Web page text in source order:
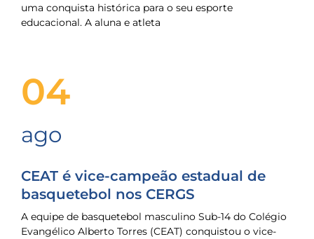
uma conquista histórica para o seu esporte
educacional. A aluna e atleta
04
ago
CEAT é vice-campeão estadual de
basquetebol nos CERGS
A equipe de basquetebol masculino Sub-14 do Colégio
Evangélico Alberto Torres (CEAT) conquistou o vice-